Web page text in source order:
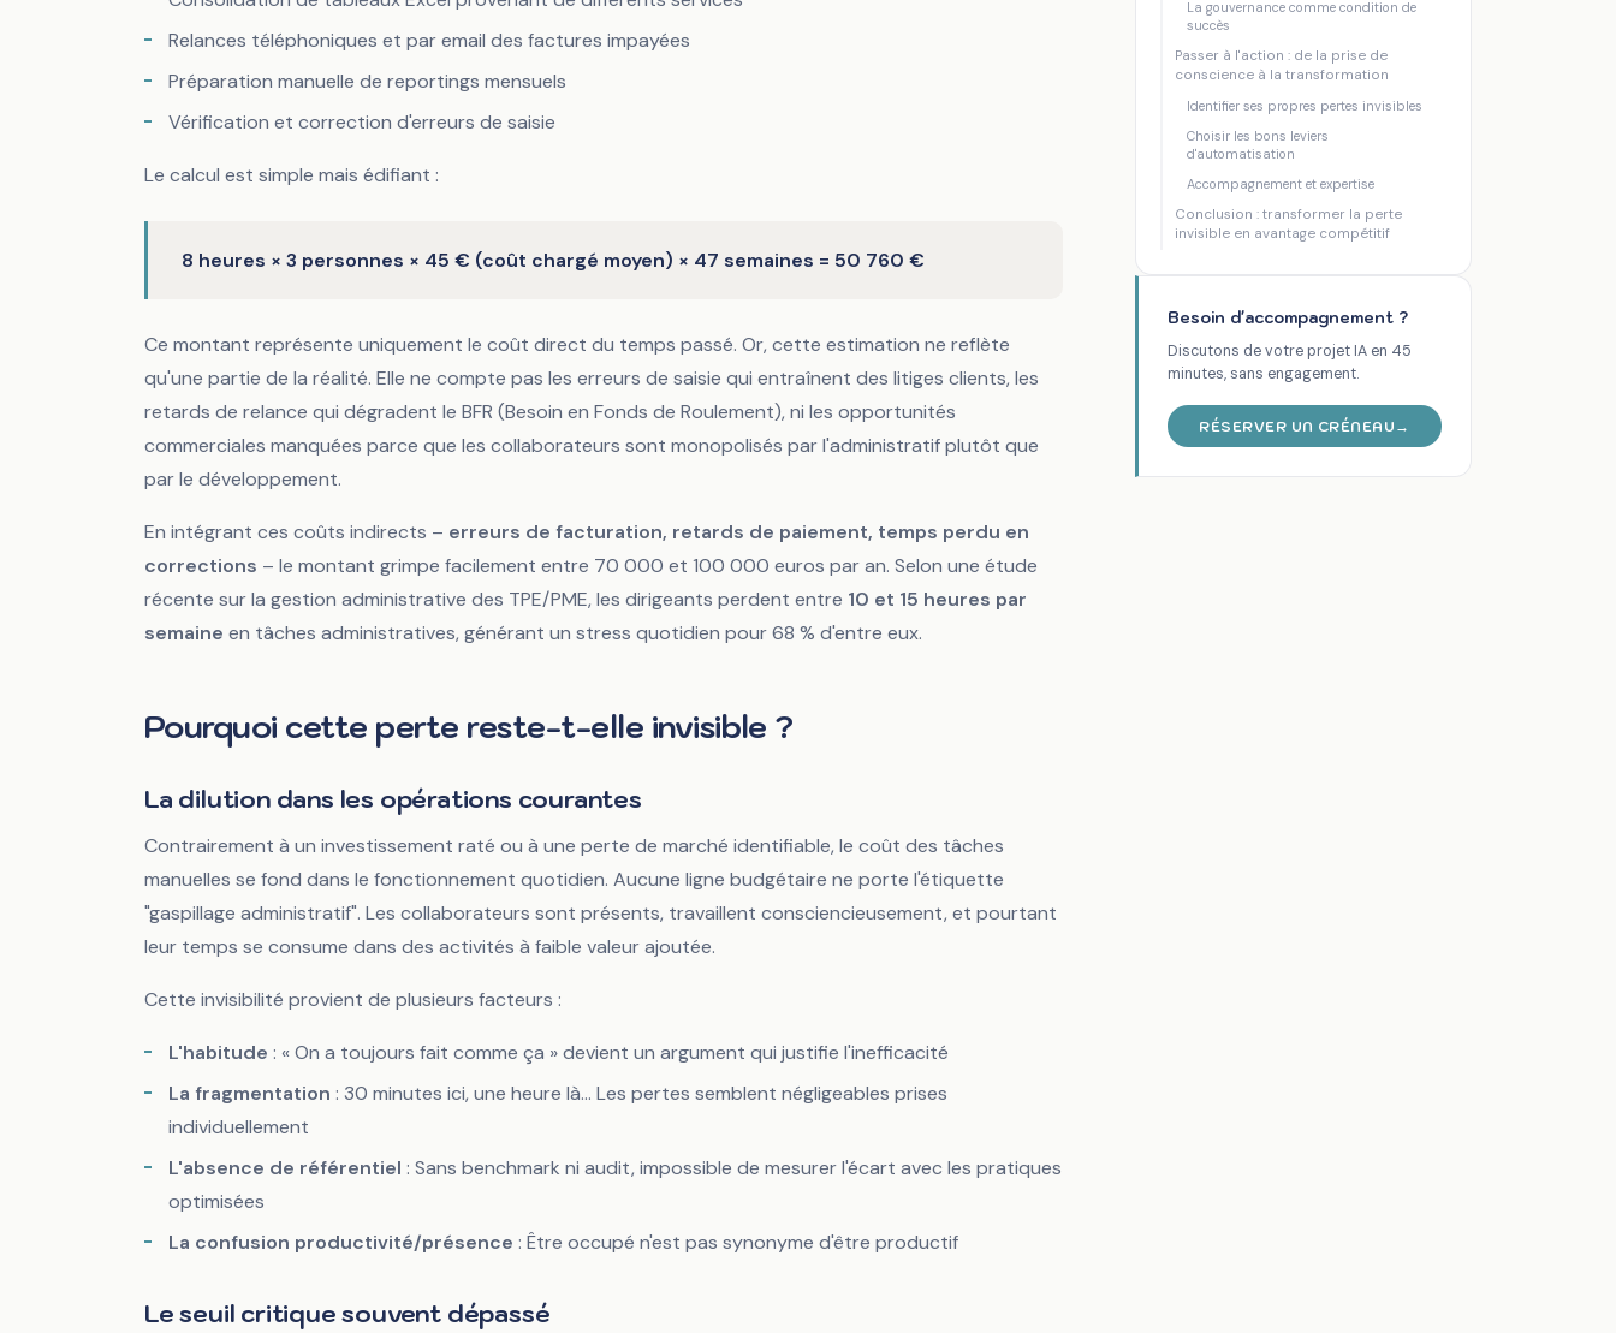
Relances téléphoniques et par email des factures impayées
Préparation manuelle de reportings mensuels
Vérification et correction d'erreurs de saisie
Le calcul est simple mais édifiant :
8 heures × 3 personnes × 45 € (coût chargé moyen) × 47 semaines = 50 760 €
Ce montant représente uniquement le coût direct du temps passé. Or, cette estimation ne reflète
qu'une partie de la réalité. Elle ne compte pas les erreurs de saisie qui entraînent des litiges clients, les
retards de relance qui dégradent le BFR (Besoin en Fonds de Roulement), ni les opportunités
commerciales manquées parce que les collaborateurs sont monopolisés par l'administratif plutôt que
par le développement.
En intégrant ces coûts indirects – erreurs de facturation, retards de paiement, temps perdu en
corrections – le montant grimpe facilement entre 70 000 et 100 000 euros par an. Selon une étude
récente sur la gestion administrative des TPE/PME, les dirigeants perdent entre 10 et 15 heures par
semaine en tâches administratives, générant un stress quotidien pour 68 % d'entre eux.
Pourquoi cette perte reste-t-elle invisible ?
La dilution dans les opérations courantes
Contrairement à un investissement raté ou à une perte de marché identifiable, le coût des tâches
manuelles se fond dans le fonctionnement quotidien. Aucune ligne budgétaire ne porte l'étiquette
"gaspillage administratif". Les collaborateurs sont présents, travaillent consciencieusement, et pourtant
leur temps se consume dans des activités à faible valeur ajoutée.
Cette invisibilité provient de plusieurs facteurs :
L'habitude : « On a toujours fait comme ça » devient un argument qui justifie l'inefficacité
La fragmentation : 30 minutes ici, une heure là... Les pertes semblent négligeables prises
individuellement
L'absence de référentiel : Sans benchmark ni audit, impossible de mesurer l'écart avec les pratiques
optimisées
La confusion productivité/présence : Être occupé n'est pas synonyme d'être productif
Le seuil critique souvent dépassé
La gouvernance comme condition de
succès
Passer à l'action : de la prise de
conscience à la transformation
Identifier ses propres pertes invisibles
Choisir les bons leviers
d'automatisation
Accompagnement et expertise
Conclusion : transformer la perte
invisible en avantage compétitif
Besoin d'accompagnement ?
Discutons de votre projet IA en 45
minutes, sans engagement.
RÉSERVER UN CRÉNEAU →